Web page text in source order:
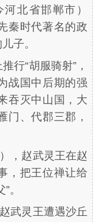
北省邯郸市）
秦时代著名的政
子。
行“胡服骑射”，
战国中后期的强
吞灭中山国，大
门、代郡三郡，
，赵武灵王在赵
，把王位禅让给
。
武灵王遭遇沙丘